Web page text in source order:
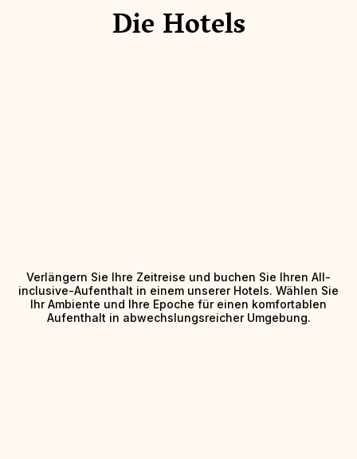
Die Hotels
Verlängern Sie Ihre Zeitreise und buchen Sie Ihren All-
inclusive-Aufenthalt in einem unserer Hotels. Wählen Sie
Ihr Ambiente und Ihre Epoche für einen komfortablen
Aufenthalt in abwechslungsreicher Umgebung.